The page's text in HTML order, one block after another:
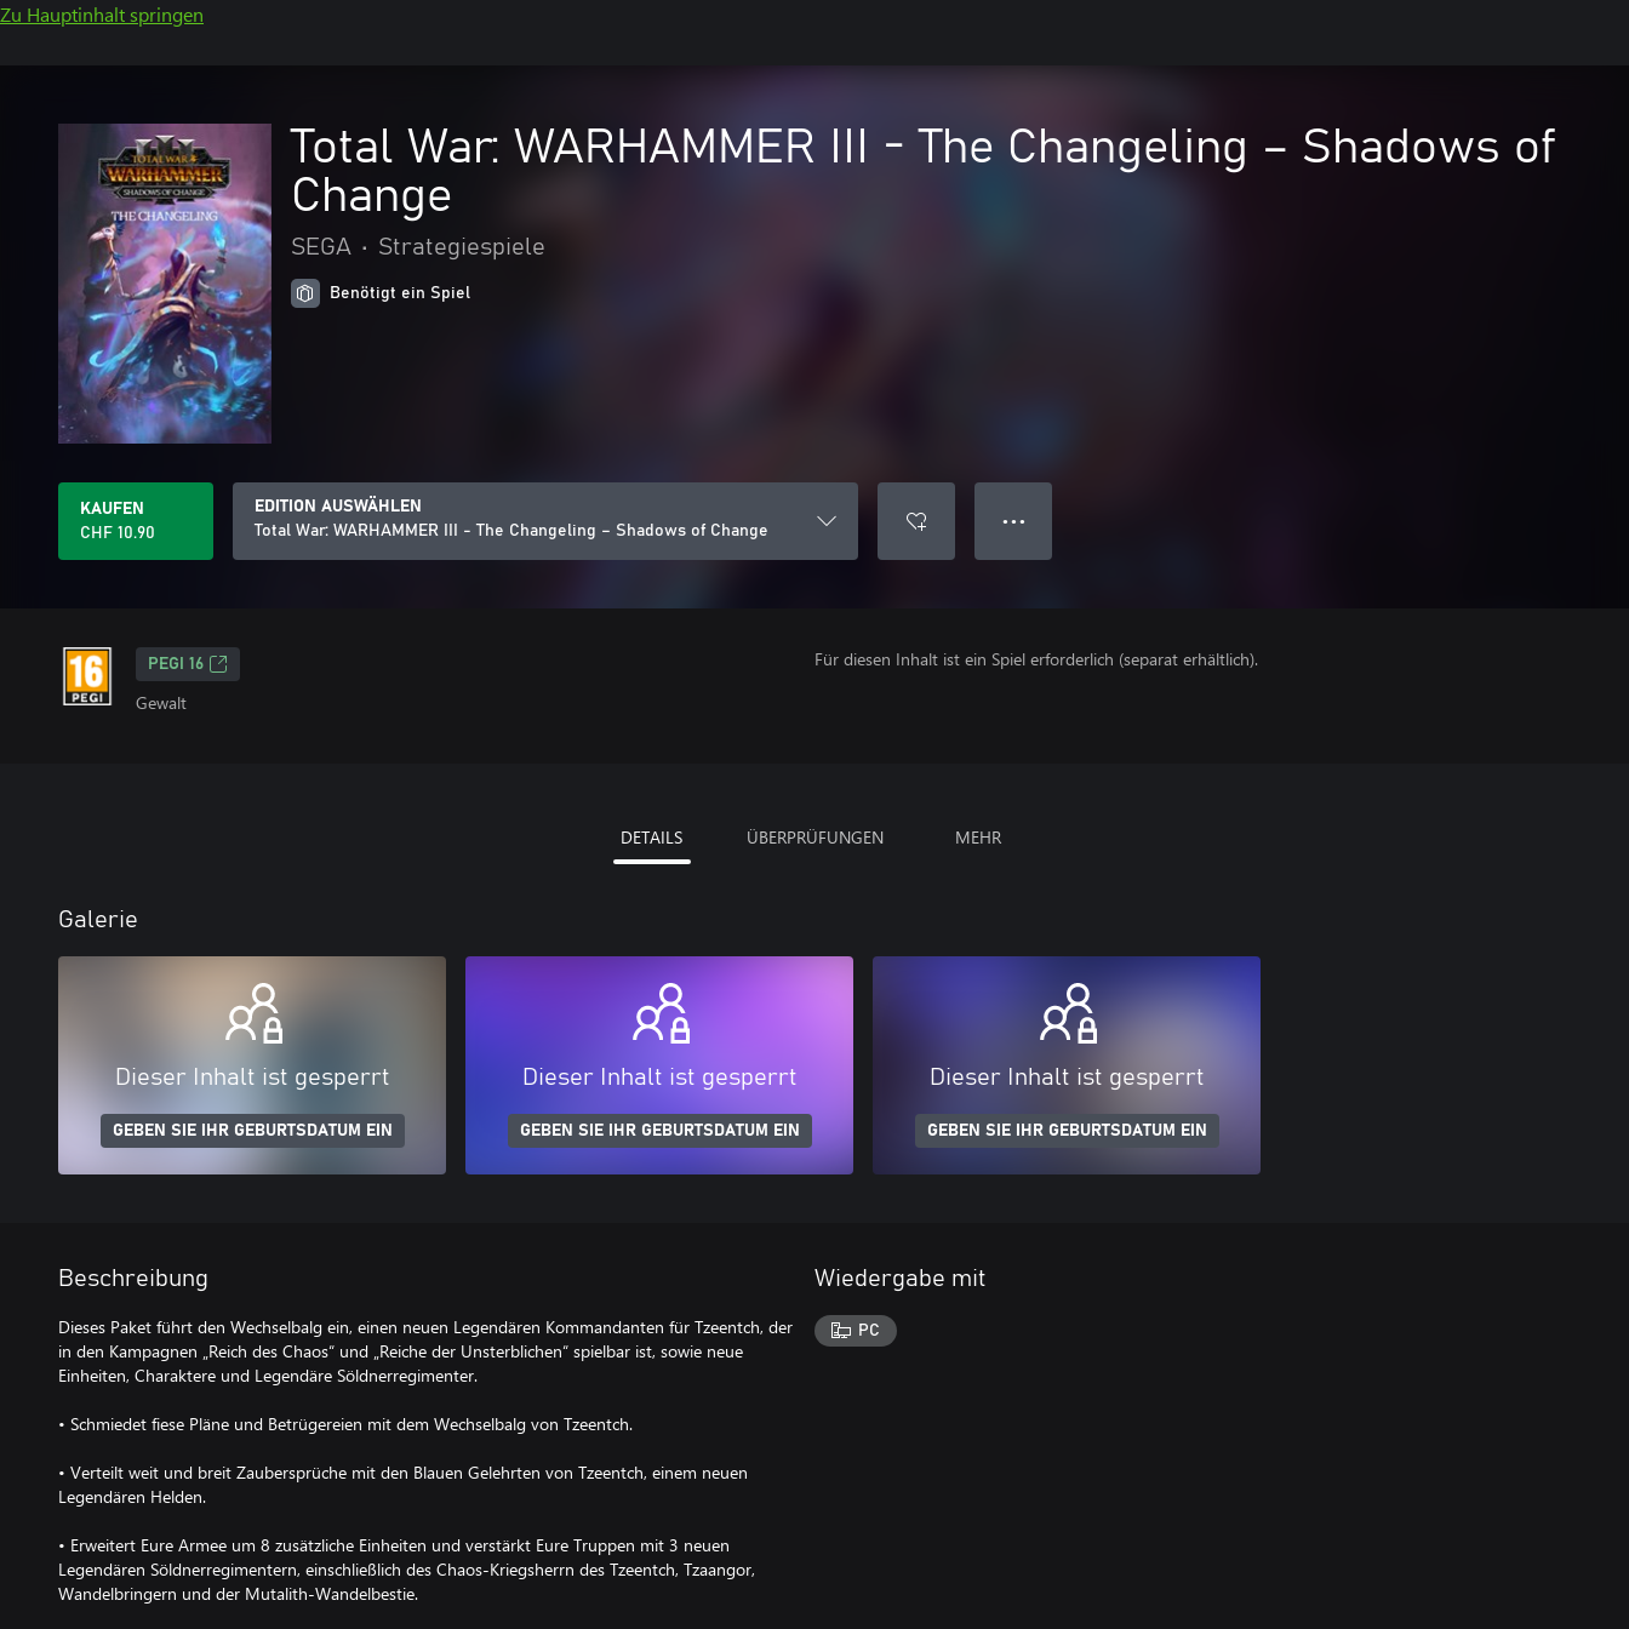
Zu Hauptinhalt springen
Total War: WARHAMMER III - The Changeling – Shadows of
Change
SEGA • Strategiespiele
Benötigt ein Spiel
KAUFEN
CHF 10.90
EDITION AUSWÄHLEN
Total War: WARHAMMER III - The Changeling – Shadows of Change
● ● ●
PEGI 16
Gewalt
Für diesen Inhalt ist ein Spiel erforderlich (separat erhältlich).
DETAILS ÜBERPRÜFUNGEN MEHR
Galerie
Dieser Inhalt ist gesperrt
GEBEN SIE IHR GEBURTSDATUM EIN
Dieser Inhalt ist gesperrt
GEBEN SIE IHR GEBURTSDATUM EIN
Dieser Inhalt ist gesperrt
GEBEN SIE IHR GEBURTSDATUM EIN
Beschreibung
Dieses Paket führt den Wechselbalg ein, einen neuen Legendären Kommandanten für Tzeentch, der
in den Kampagnen „Reich des Chaos“ und „Reiche der Unsterblichen“ spielbar ist, sowie neue
Einheiten, Charaktere und Legendäre Söldnerregimenter.
• Schmiedet fiese Pläne und Betrügereien mit dem Wechselbalg von Tzeentch.
• Verteilt weit und breit Zaubersprüche mit den Blauen Gelehrten von Tzeentch, einem neuen
Legendären Helden.
• Erweitert Eure Armee um 8 zusätzliche Einheiten und verstärkt Eure Truppen mit 3 neuen
Legendären Söldnerregimentern, einschließlich des Chaos-Kriegsherrn des Tzeentch, Tzaangor,
Wandelbringern und der Mutalith-Wandelbestie.
Wiedergabe mit
PC